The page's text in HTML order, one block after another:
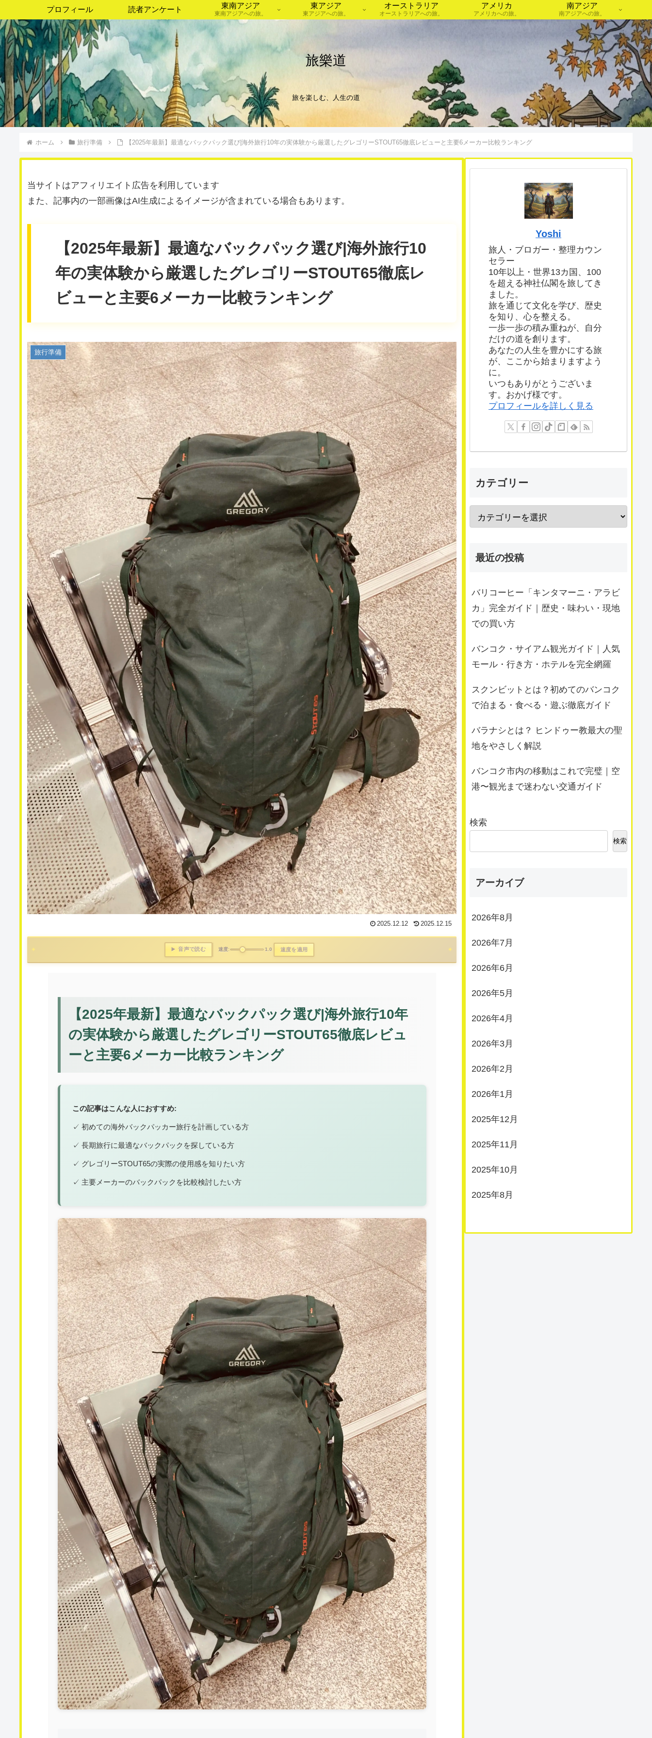
旅樂道
旅を楽しむ、人生の道
プロフィール 読者アンケート
東南アジア
東南アジアへの旅。
東アジア
東アジアへの旅。
オーストラリア
オーストラリアへの旅。
アメリカ
アメリカへの旅。
南アジア
南アジアへの旅。
ホーム 旅行準備 【2025年最新】最適なバックパック選び|海外旅行10年の実体験から厳選したグレゴリーSTOUT65徹底レビューと主要6メーカー比較ランキング
当サイトはアフィリエイト広告を利用しています
また、記事内の一部画像はAI生成によるイメージが含まれている場合もあります。
【2025年最新】最適なバックパック選び|海外旅行10
年の実体験から厳選したグレゴリーSTOUT65徹底レ
ビューと主要6メーカー比較ランキング
旅行準備
2025.12.12 2025.12.15
▶️ 音声で読む 速度: 1.0 速度を適用
【2025年最新】最適なバックパック選び|海外旅行10年
の実体験から厳選したグレゴリーSTOUT65徹底レビュ
ーと主要6メーカー比較ランキング
この記事はこんな人におすすめ:
✓ 初めての海外バックパッカー旅行を計画している方
✓ 長期旅行に最適なバックパックを探している方
✓ グレゴリーSTOUT65の実際の使用感を知りたい方
✓ 主要メーカーのバックパックを比較検討したい方
Yoshi
旅人・ブロガー・整理カウン
セラー
10年以上・世界13カ国、100
を超える神社仏閣を旅してき
ました。
旅を通じて文化を学び、歴史
を知り、心を整える。
一歩一歩の積み重ねが、自分
だけの道を創ります。
あなたの人生を豊かにする旅
が、ここから始まりますよう
に。
いつもありがとうございま
す。おかげ様です。
プロフィールを詳しく見る
カテゴリー
最近の投稿
バリコーヒー「キンタマーニ・アラビ
カ」完全ガイド｜歴史・味わい・現地
での買い方
バンコク・サイアム観光ガイド｜人気
モール・行き方・ホテルを完全網羅
スクンビットとは？初めてのバンコク
で泊まる・食べる・遊ぶ徹底ガイド
バラナシとは？ ヒンドゥー教最大の聖
地をやさしく解説
バンコク市内の移動はこれで完璧｜空
港〜観光まで迷わない交通ガイド
検索
検索
アーカイブ
2026年8月
2026年7月
2026年6月
2026年5月
2026年4月
2026年3月
2026年2月
2026年1月
2025年12月
2025年11月
2025年10月
2025年8月